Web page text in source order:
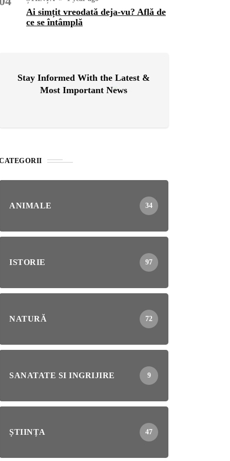
Ai simțit vreodată deja-vu? Află de
ce se întâmplă
Stay Informed With the Latest &
Most Important News
ANIMALE 34
ISTORIE 97
NATURĂ 72
SANATATE SI INGRIJIRE 9
ȘTIINȚA 47
2 years ago
1 year ago